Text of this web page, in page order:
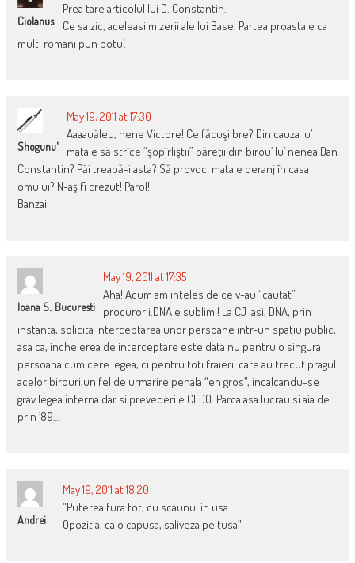
Ciolanus
Prea tare articolul lui D. Constantin.
Ce sa zic, aceleasi mizerii ale lui Base. Partea proasta e ca
multi romani pun botu’.
Shogunu'
May 19, 2011 at 17:30
Aaaauăleu, nene Victore! Ce făcuşi bre? Din cauza lu’
matale să strîce “şopîrliştii” păreţii din birou’ lu’ nenea Dan
Constantin? Păi treabă-i asta? Să provoci matale deranj în casa
omului? N-aş fi crezut! Parol!
Banzai!
Ioana S., Bucuresti
May 19, 2011 at 17:35
Aha! Acum am inteles de ce v-au “cautat”
procurorii.DNA e sublim ! La CJ Iasi, DNA, prin
instanta, solicita interceptarea unor persoane intr-un spatiu public,
asa ca, incheierea de interceptare este data nu pentru o singura
persoana cum cere legea, ci pentru toti fraierii care au trecut pragul
acelor birouri,un fel de urmarire penala “en gros”, incalcandu-se
grav legea interna dar si prevederile CEDO. Parca asa lucrau si aia de
prin ’89…
Andrei
May 19, 2011 at 18:20
“Puterea fura tot, cu scaunul in usa
Opozitia, ca o capusa, saliveza pe tusa”